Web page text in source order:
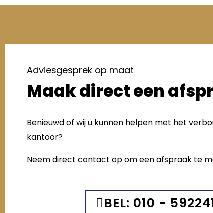
Adviesgesprek op maat
Maak direct een
Benieuwd of wij u kunnen helpen met het
kantoor?
Neem direct contact op om een afspraak te
BEL: 010 -